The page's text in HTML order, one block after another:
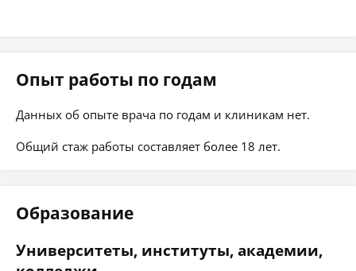
Опыт работы по годам
Данных об опыте врача по годам и клиникам нет.
Общий стаж работы составляет более 18 лет.
Образование
Университеты, институты, академии,